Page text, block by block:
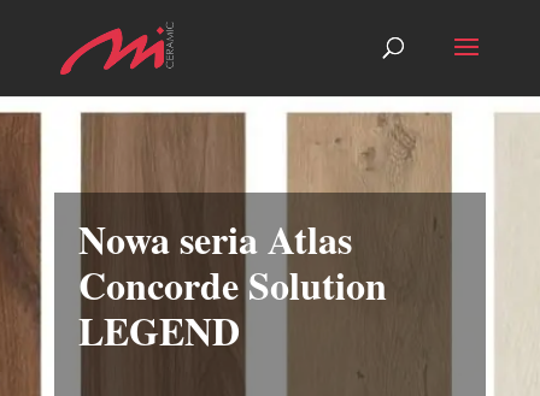
Nowa seria Atlas
Concorde Solution
LEGEND